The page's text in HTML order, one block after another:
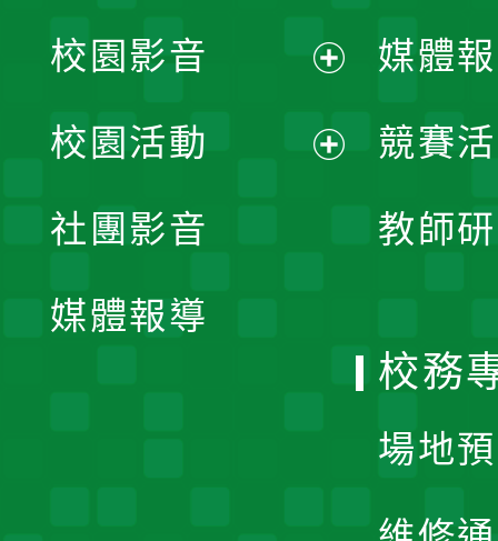
媒體
競賽
教師
校園影音
開
校園活動
社團影音
媒體報導
校務
場地